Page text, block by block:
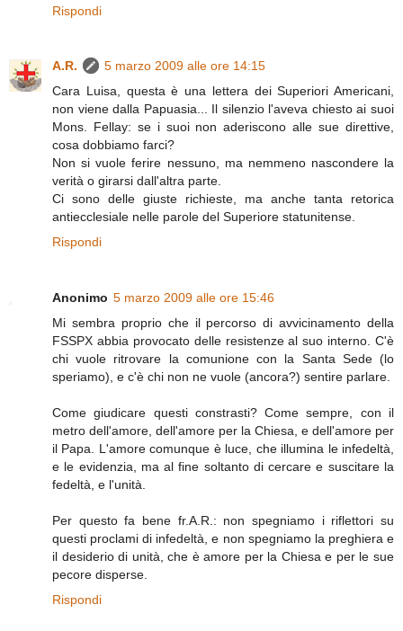
Rispondi
A.R.
5 marzo 2009 alle ore 14:15
Cara Luisa, questa è una lettera dei Superiori Americani,
non viene dalla Papuasia... Il silenzio l'aveva chiesto ai suoi
Mons. Fellay: se i suoi non aderiscono alle sue direttive,
cosa dobbiamo farci?
Non si vuole ferire nessuno, ma nemmeno nascondere la
verità o girarsi dall'altra parte.
Ci sono delle giuste richieste, ma anche tanta retorica
antiecclesiale nelle parole del Superiore statunitense.
Rispondi
Anonimo 5 marzo 2009 alle ore 15:46
Mi sembra proprio che il percorso di avvicinamento della
FSSPX abbia provocato delle resistenze al suo interno. C'è
chi vuole ritrovare la comunione con la Santa Sede (lo
speriamo), e c'è chi non ne vuole (ancora?) sentire parlare.
Come giudicare questi constrasti? Come sempre, con il
metro dell'amore, dell'amore per la Chiesa, e dell'amore per
il Papa. L'amore comunque è luce, che illumina le infedeltà,
e le evidenzia, ma al fine soltanto di cercare e suscitare la
fedeltà, e l'unità.
Per questo fa bene fr.A.R.: non spegniamo i riflettori su
questi proclami di infedeltà, e non spegniamo la preghiera e
il desiderio di unità, che è amore per la Chiesa e per le sue
pecore disperse.
Rispondi